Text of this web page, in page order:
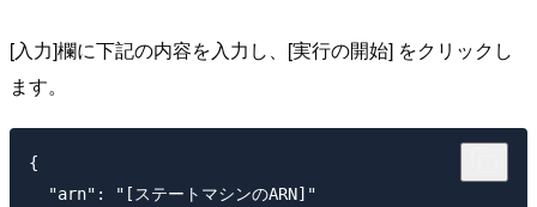
[入力]欄に下記の内容を入力し、[実行の開始] をクリックし
ます。
{
  "arn": "[ステートマシンのARN]"